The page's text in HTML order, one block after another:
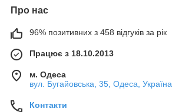
Про нас
96% позитивних з 458 відгуків за рік
Працює з 18.10.2013
м. Одеса
вул. Бугайовська, 35, Одеса, Україна
Контакти